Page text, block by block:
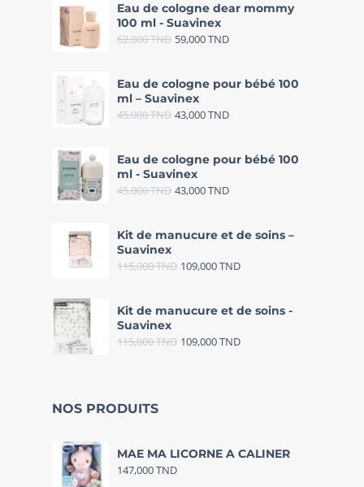
Eau de cologne dear mommy
100 ml - Suavinex
62,000TND 59,000TND
Eau de cologne pour bébé 100
ml – Suavinex
45,000TND 43,000TND
Eau de cologne pour bébé 100
ml - Suavinex
45,000TND 43,000TND
Kit de manucure et de soins –
Suavinex
115,000TND 109,000TND
Kit de manucure et de soins -
Suavinex
115,000TND 109,000TND
NOS PRODUITS
MAE MA LICORNE A CALINER
147,000TND